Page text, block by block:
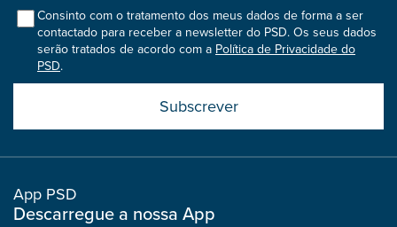
Consinto com o tratamento dos meus dados de forma a ser
contactado para receber a newsletter do PSD. Os seus dados
serão tratados de acordo com a Política de Privacidade do
PSD.
boostrap
col
App PSD
Descarregue a nossa App